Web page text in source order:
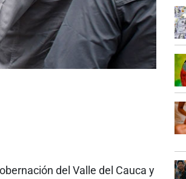
del Valle del Cauca y